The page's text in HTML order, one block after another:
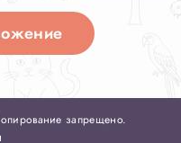
запрещено.